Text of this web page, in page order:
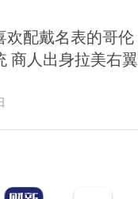
欢配戴名表的哥伦
商人出身拉美右翼